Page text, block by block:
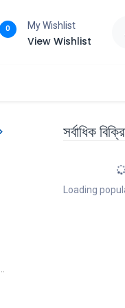
0 My Wishlist
View Wishlist
সর্বাধিক
Loading